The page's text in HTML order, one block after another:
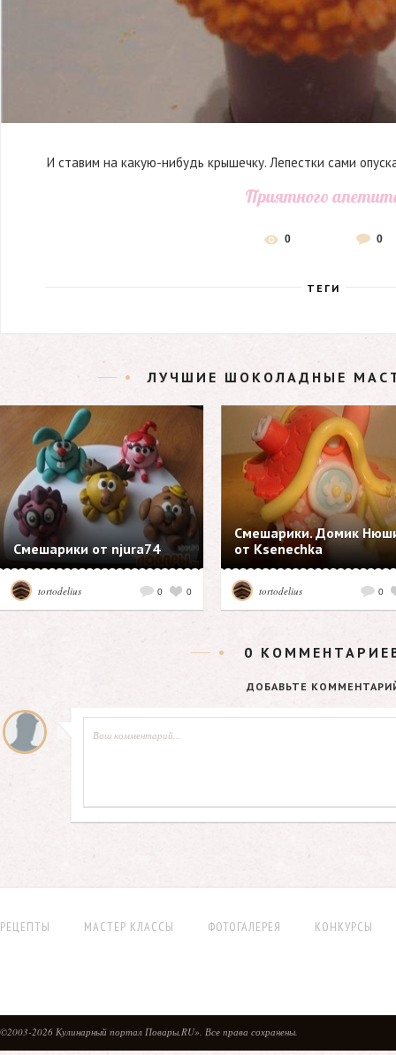
И ставим на какую-нибудь крышечку. Лепестки сами
Приятного
0 0
ТЕГИ
ЛУЧШИЕ ШОКОЛАДНЫЕ
Смешарики от njura74
0
0
tortodelius
Смешарики. Домик
от Ksenechka
0
tortodelius
0
ДОБАВЬТЕ
РЕЦЕПТЫ МАСТЕР КЛАССЫ ФОТОГАЛЕРЕЯ КОНКУРСЫ
©2003-2026 Кулинарный портал Повары.RU». Все права сохранены.